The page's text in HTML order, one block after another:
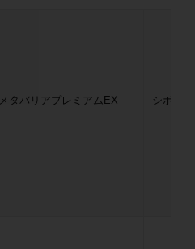
メタバリアプレミアムEX シボヘ